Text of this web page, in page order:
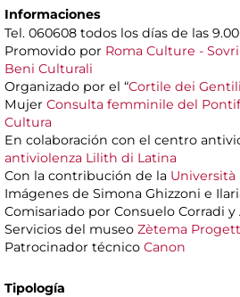
Informaciones
Tel. 060608 todos los días de las
Promovido por Roma Culture -
Beni Culturali
Organizado por el “Cortile dei Gentili
Mujer Consulta femminile del
Cultura
En colaboración con el centro
antiviolenza Lilith di Latina
Con la contribución de la Università
Imágenes de Simona Ghizzoni e
Comisariado por Consuelo Corradi
Servicios del museo Zètema
Patrocinador técnico Canon
Tipología